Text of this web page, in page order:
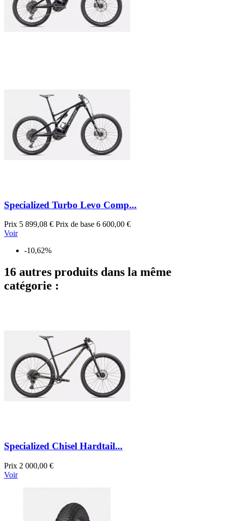
Specialized Turbo Levo Comp...
Prix 5 899,08 € Prix de base 6 600,00 €
Voir
-10,62%
16 autres produits dans la même
catégorie :
Specialized Chisel Hardtail...
Prix 2 000,00 €
Voir